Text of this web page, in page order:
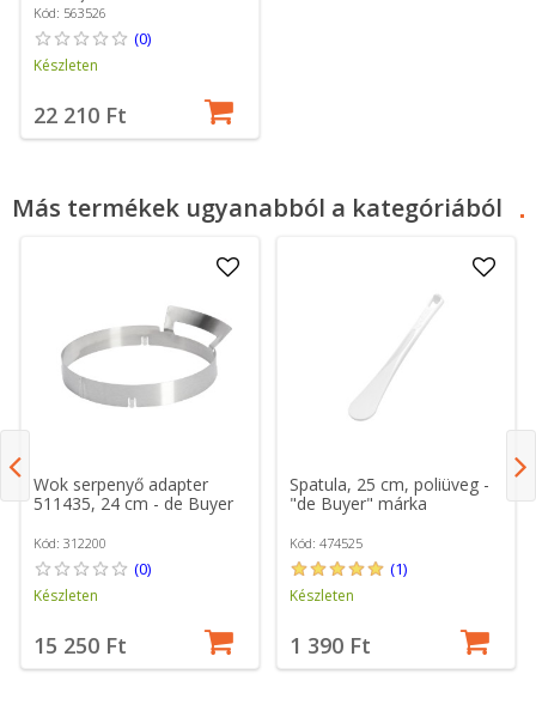
Kód: 563526
(0)
Készleten
22 210 Ft
Más termékek ugyanabból a kategóriából
Wok serpenyő adapter
511435, 24 cm - de Buyer
Kód: 312200
(0)
Készleten
15 250 Ft
Spatula, 25 cm, poliüveg -
"de Buyer" márka
Kód: 474525
(1)
Készleten
1 390 Ft